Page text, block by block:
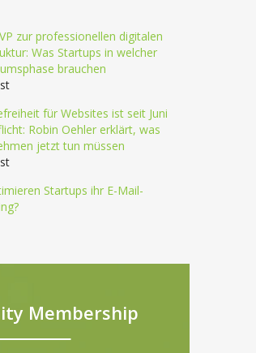
zur professionellen digitalen
Was Startups in welcher
brauchen
für Websites ist seit Juni
Robin Oehler erklärt, was
jetzt tun müssen
Startups ihr E-Mail-
Membership